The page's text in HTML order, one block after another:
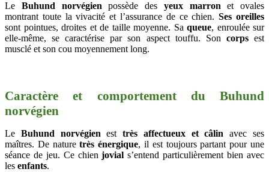
Le Buhund norvégien possède des yeux marronet
ovales
montrant toute la vivacité et l’assurance de ce chien.Ses oreilles
sont pointues, droites et de taille moyenne. Sa queue, enroulée sur
elle-même, se caractérise par son aspect touffu. Son corpsest
musclé et son cou moyennement long.
Caractère et comportement du Buhund
norvégien
Le Buhund norvégien esttrès affectueux et câlin avec ses
maîtres. De naturetrès énergique, il est toujours partant pour une
séance de jeu. Ce chienjovial s’entend particulièrement bien avec
les enfants.